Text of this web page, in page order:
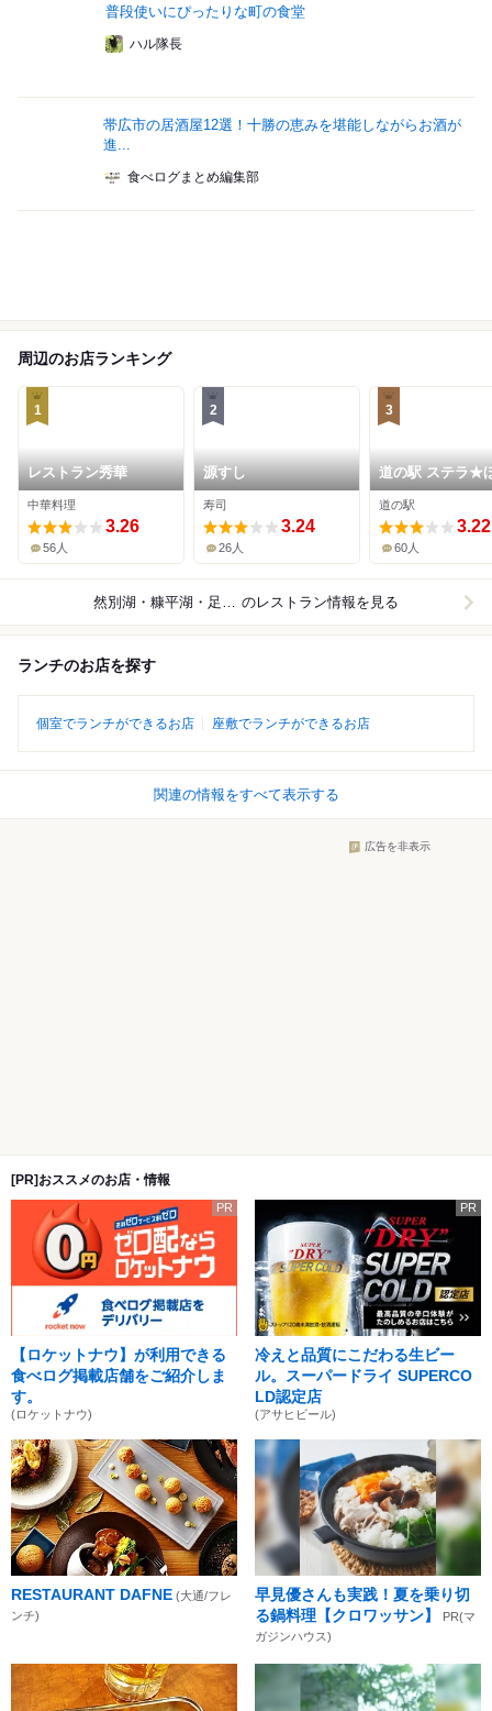
普段使いにぴったりな町の食堂
ハル隊長
帯広市の居酒屋12選！十勝の恵みを堪能しながらお酒が
進...
食べログまとめ編集部
周辺のお店ランキング
1
レストラン秀華
中華料理
3.26
56人
2
源すし
寿司
3.24
26人
3
道の駅 ステラ★
べつ
道の駅
3.22
60人
然別湖・糠平湖・足寄周辺 のレストラン情報を見る
ランチのお店を探す
個室でランチができるお店 座敷でランチができるお店
関連の情報をすべて表示する
広告を非表示
[PR]おススメのお店・情報
PR
【ロケットナウ】が利用できる
食べログ掲載店舗をご紹介しま
す。
(ロケットナウ)
PR
冷えと品質にこだわる生ビー
ル。スーパードライ SUPERCO
LD認定店
(アサヒビール)
RESTAURANT DAFNE (大通/フレ
ンチ)
早見優さんも実践！夏を乗り切
る鍋料理【クロワッサン】
PR(マ
ガジンハウス)